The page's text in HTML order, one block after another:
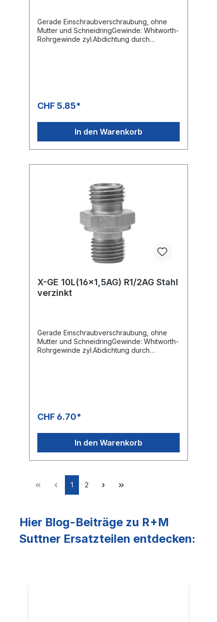
Gerade Einschraubverschraubung, ohne
Mutter und SchneidringGewinde: Whitworth-
Rohrgewinde zyl.Abdichtung durch
CHF 5.85*
In den Warenkorb
X-GE 10L(16x1,5AG) R1/2AG Stahl
verzinkt
Gerade Einschraubverschraubung, ohne
Mutter und SchneidringGewinde: Whitworth-
Rohrgewinde zyl.Abdichtung durch
CHF 6.70*
In den Warenkorb
1 2
Hier Blog-Beiträge zu R+M
Suttner Ersatzteilen entdecken: